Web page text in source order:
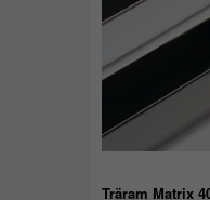
Träram Matrix